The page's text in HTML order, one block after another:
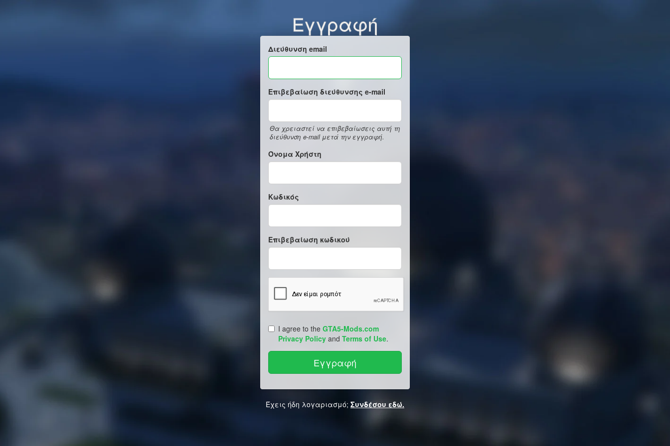
Εγγραφή
Διεύθυνση email
Επιβεβαίωση διεύθυνσης e-mail
Θα χρειαστεί να επιβεβαίωσεις αυτή τη
διεύθυνση e-mail μετά την εγγραφή.
Όνομα Χρήστη
Κωδικός
Επιβεβαίωση κωδικού
I agree to the GTA5-Mods.com
Privacy Policy and Terms of Use.
Έχεις ήδη λογαριασμό; Συνδέσου εδώ.